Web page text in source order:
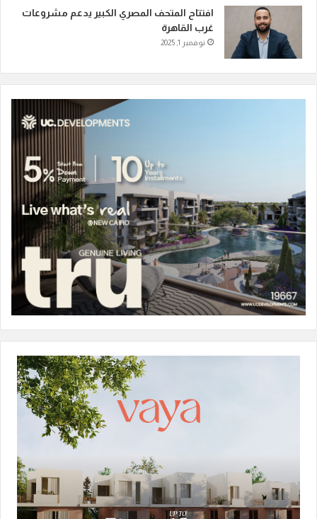
افتتاح المتحف المصري الكبير يدعم مشروعات
غرب القاهرة
نوفمبر 1, 2025